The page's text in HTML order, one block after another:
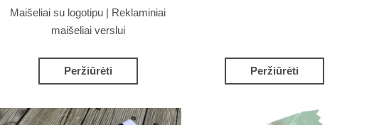
Maišeliai su logotipu | Reklaminiai
maišeliai verslui
Peržiūrėti Peržiūrėti